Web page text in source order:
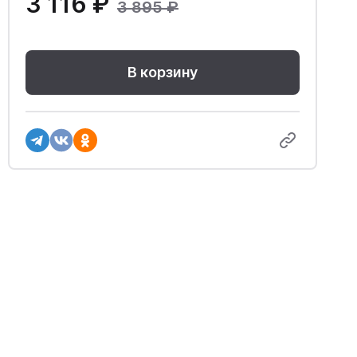
3 895 ₽
В корзину